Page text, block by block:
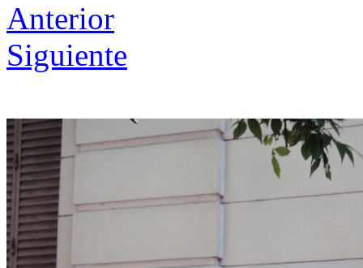
Anterior
Siguiente